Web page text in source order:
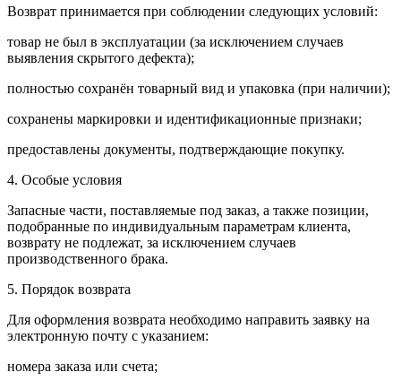
Возврат принимается при соблюдении следующих условий:
товар не был в эксплуатации (за исключением случаев
выявления скрытого дефекта);
полностью сохранён товарный вид и упаковка (при наличии);
сохранены маркировки и идентификационные признаки;
предоставлены документы, подтверждающие покупку.
4. Особые условия
Запасные части, поставляемые под заказ, а также позиции,
подобранные по индивидуальным параметрам клиента,
возврату не подлежат, за исключением случаев
производственного брака.
5. Порядок возврата
Для оформления возврата необходимо направить заявку на
электронную почту с указанием:
номера заказа или счета;